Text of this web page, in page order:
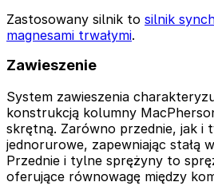
Zastosowany silnik to silnik
magnesami trwałymi.
Zawieszenie
System zawieszenia
konstrukcją kolumny
skrętną. Zarówno przednie, jak i
jednorurowe, zapewniając stałą
Przednie i tylne sprężyny to
oferujące równowagę między